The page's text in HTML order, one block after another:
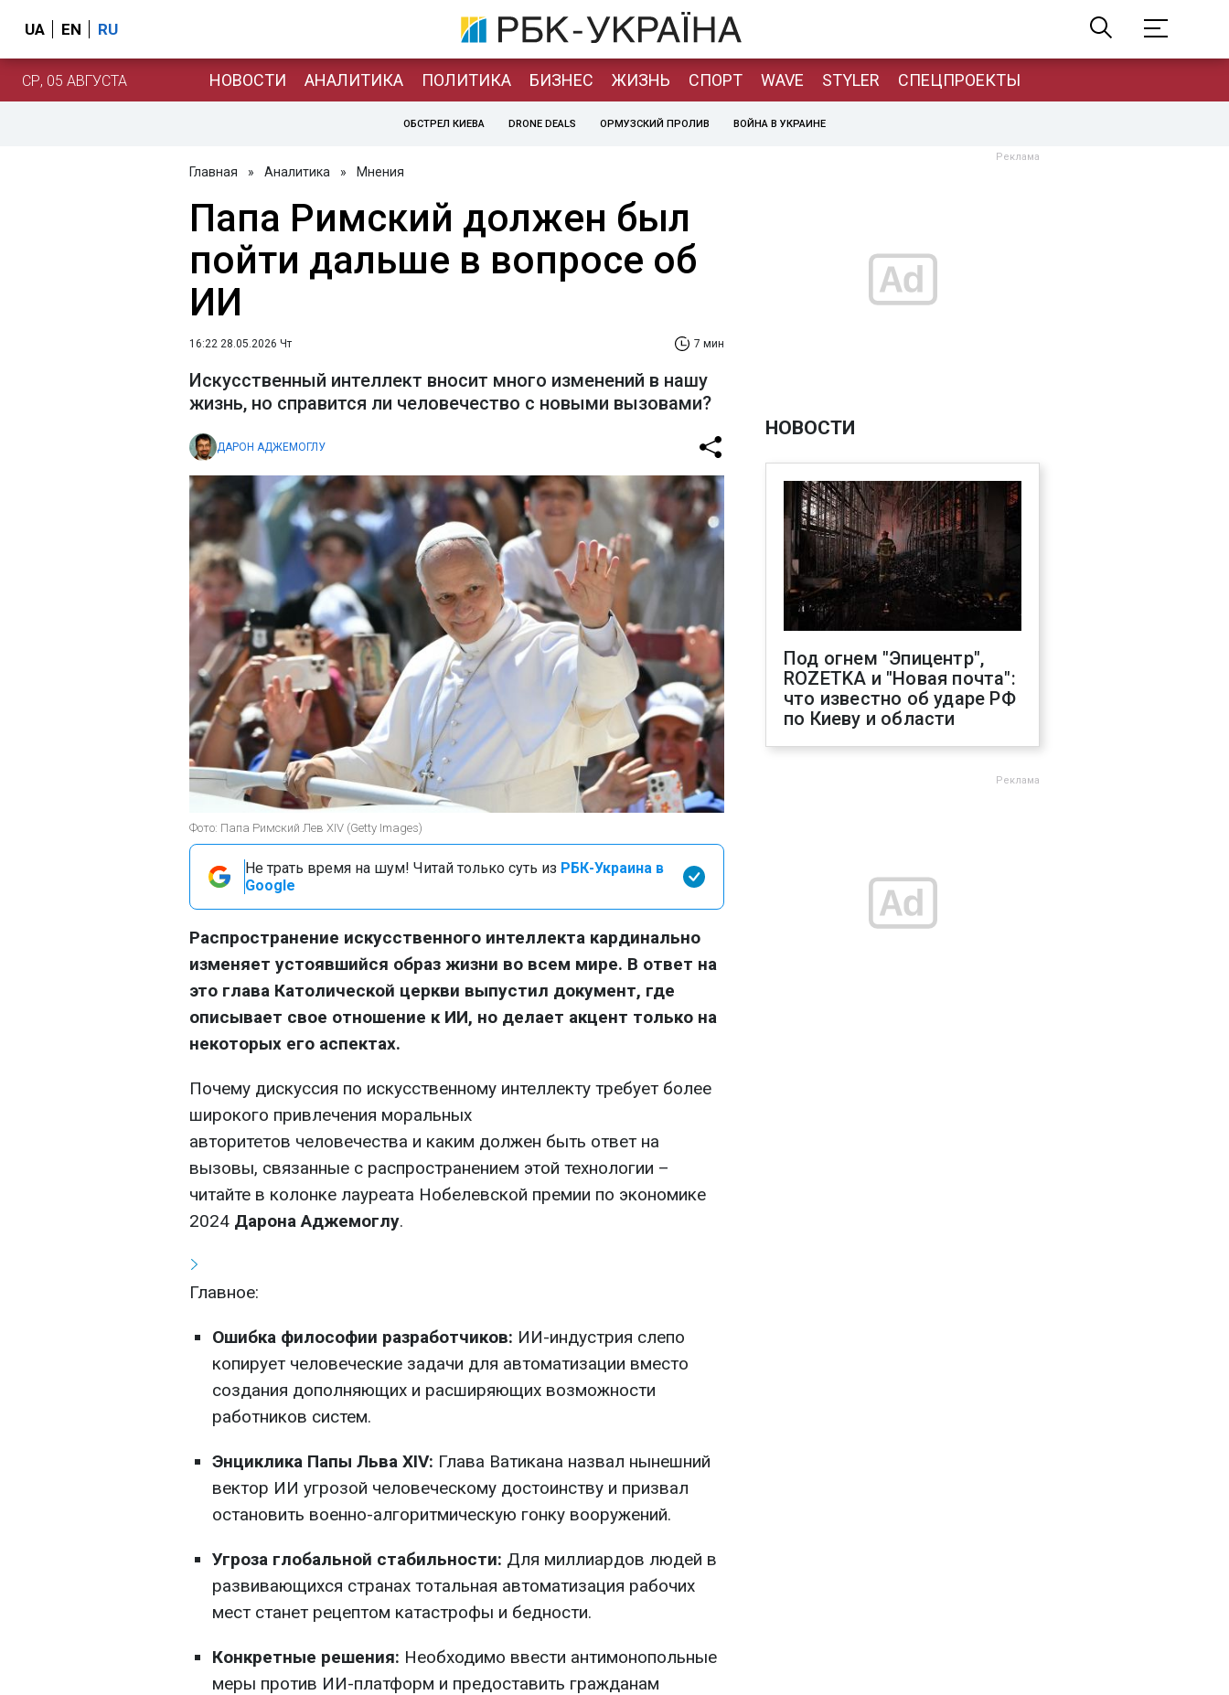
UA EN RU
СР, 05 АВГУСТА НОВОСТИ АНАЛИТИКА ПОЛИТИКА БИЗНЕС ЖИЗНЬ СПОРТ WAVE STYLER СПЕЦПРОЕКТЫ
ОБСТРЕЛ КИЕВА DRONE DEALS ОРМУЗСКИЙ ПРОЛИВ ВОЙНА В УКРАИНЕ
Главная » Аналитика » Мнения
Папа Римский должен был
пойти дальше в вопросе об
ИИ
16:22 28.05.2026 Чт 7 мин
Искусственный интеллект вносит много изменений в нашу
жизнь, но справится ли человечество с новыми вызовами?
ДАРОН АДЖЕМОГЛУ
Фото: Папа Римский Лев XIV (Getty Images)
Не трать время на шум! Читай только суть из РБК-Украина в
Google
Распространение искусственного интеллекта кардинально
изменяет устоявшийся образ жизни во всем мире. В ответ на
это глава Католической церкви выпустил документ, где
описывает свое отношение к ИИ, но делает акцент только на
некоторых его аспектах.
Почему дискуссия по искусственному интеллекту требует более
широкого привлечения моральных
авторитетов человечества и каким должен быть ответ на
вызовы, связанные с распространением этой технологии –
читайте в колонке лауреата Нобелевской премии по экономике
2024 Дарона Аджемоглу.
Главное:
Ошибка философии разработчиков: ИИ-индустрия слепо
копирует человеческие задачи для автоматизации вместо
создания дополняющих и расширяющих возможности
работников систем.
Энциклика Папы Льва XIV: Глава Ватикана назвал нынешний
вектор ИИ угрозой человеческому достоинству и призвал
остановить военно-алгоритмическую гонку вооружений.
Угроза глобальной стабильности: Для миллиардов людей в
развивающихся странах тотальная автоматизация рабочих
мест станет рецептом катастрофы и бедности.
Конкретные решения: Необходимо ввести антимонопольные
меры против ИИ-платформ и предоставить гражданам
НОВОСТИ
Под огнем "Эпицентр",
ROZETKA и "Новая почта":
что известно об ударе РФ
по Киеву и области